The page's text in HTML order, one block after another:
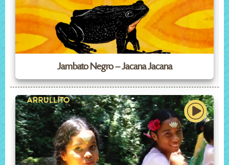
Jambato Negro – Jacana Jacana